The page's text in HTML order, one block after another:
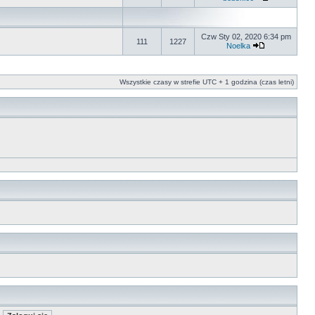
111 1227
Czw Sty 02, 2020 6:34 pm
Noelka
Wszystkie czasy w strefie UTC + 1 godzina (czas letni)